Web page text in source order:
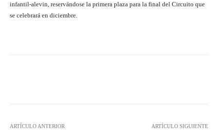
infantil-alevin, reservándose la primera plaza para la final del Circuito que
se celebrará en diciembre.
ARTÍCULO ANTERIOR ARTÍCULO SIGUIENTE